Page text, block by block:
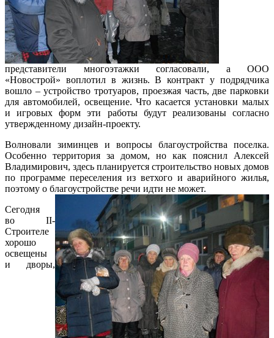
представители многоэтажки согласовали, а ООО
«Новострой» воплотил в жизнь. В контракт у подрядчика
вошло – устройство тротуаров, проезжая часть, две парковки
для автомобилей, освещение. Что касается установки малых
и игровых форм эти работы будут реализованы согласно
утвержденному дизайн-проекту.
Волновали зиминцев и вопросы благоустройства поселка.
Особенно территория за домом, но как пояснил Алексей
Владимирович, здесь планируется строительство новых домов
по программе переселения из ветхого и аварийного жилья,
поэтому о благоустройстве речи идти не может.
Сегодня
во II-
Строителе
хорошо
освещены
и дворы,